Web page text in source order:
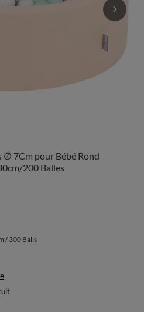
∅ 7Cm pour Bébé Rond
200 Balles
/ 300 Balls